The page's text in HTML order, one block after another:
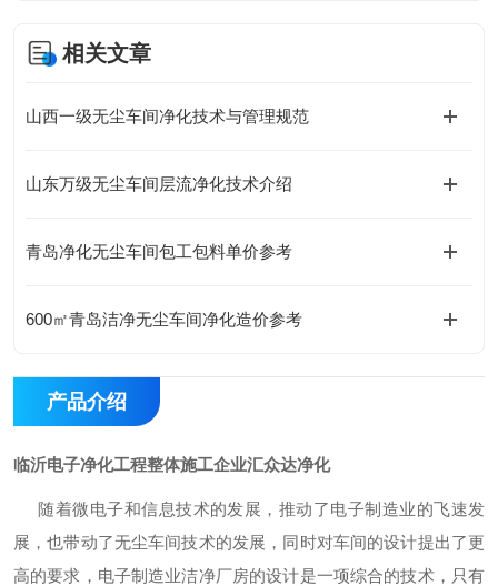
相关文章
山西一级无尘车间净化技术与管理规范
山东万级无尘车间层流净化技术介绍
青岛净化无尘车间包工包料单价参考
600㎡青岛洁净无尘车间净化造价参考
产品介绍
临沂电子净化工程整体施工企业汇众达净化
随着微电子和信息技术的发展，推动了电子制造业的飞速发
展，也带动了无尘车间技术的发展，同时对车间的设计提出了更
高的要求，电子制造业洁净厂房的设计是一项综合的技术，只有